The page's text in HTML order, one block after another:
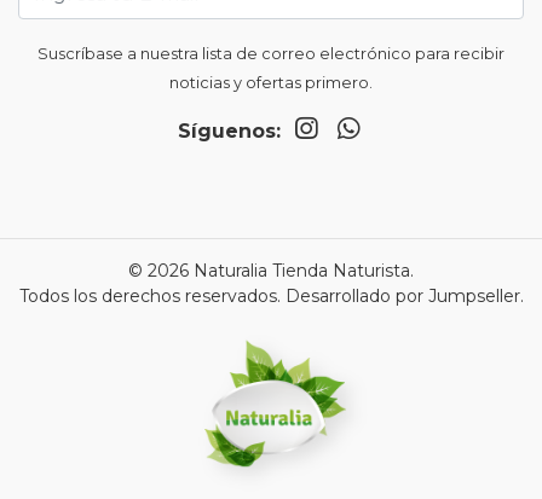
Suscríbase a nuestra lista de correo electrónico para recibir
noticias y ofertas primero.
Síguenos:
© 2026 Naturalia Tienda Naturista.
Todos los derechos reservados. Desarrollado por Jumpseller.